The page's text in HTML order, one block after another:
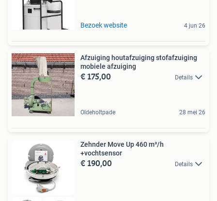
Bezoek website 4 jun 26
Afzuiging houtafzuiging stofafzuiging
mobiele afzuiging
€ 175,00 Details
Oldeholtpade 28 mei 26
Zehnder Move Up 460 m³/h
+vochtsensor
€ 190,00 Details